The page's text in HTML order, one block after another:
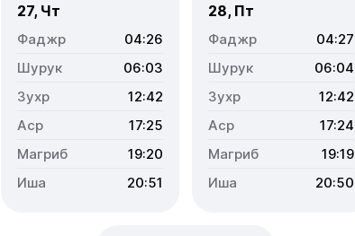
27, Чт
04:26
06:03
12:42
17:25
19:20
20:51
28, Пт
04:27
06:04
12:42
17:24
19:19
20:50